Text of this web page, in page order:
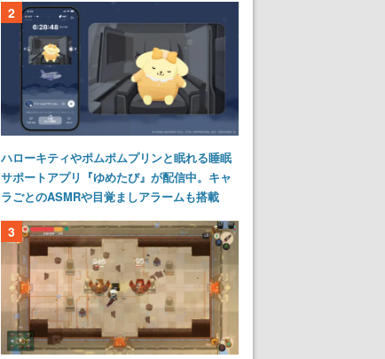
2
ハローキティやポムポムプリンと眠れる睡眠
サポートアプリ『ゆめたび』が配信中。キャ
ラごとのASMRや目覚ましアラームも搭載
3